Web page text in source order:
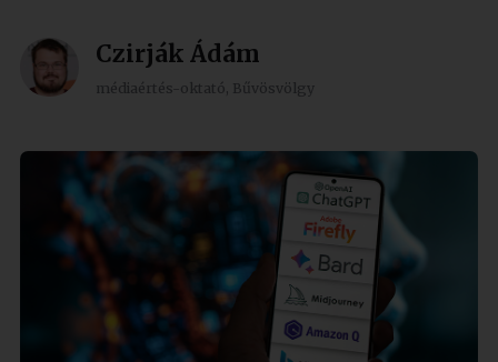
Czirják Ádám
médiaértés-oktató, Bűvösvölgy